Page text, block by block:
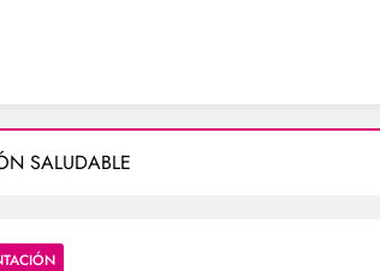
Lucentum
SALUDABLE